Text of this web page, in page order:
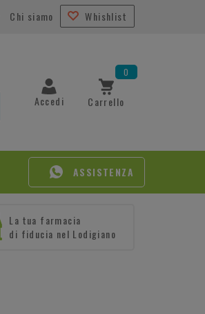
Chi siamo Whishlist
Accedi Carrello
0
ASSISTENZA
La tua farmacia
di fiducia nel Lodigiano